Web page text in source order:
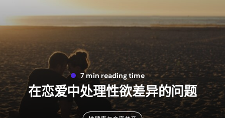
7 min reading time
在恋爱中处理性欲差异的问题